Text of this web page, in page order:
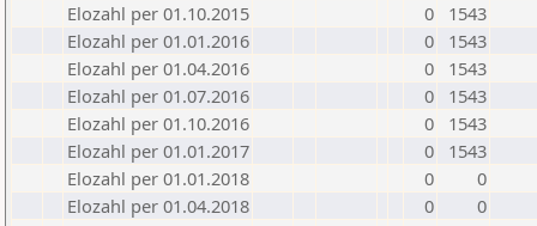
Elozahl per 01.10.2015
0
1543
Elozahl per 01.01.2016
0
1543
Elozahl per 01.04.2016
0
1543
Elozahl per 01.07.2016
0
1543
Elozahl per 01.10.2016
0
1543
Elozahl per 01.01.2017
0
1543
Elozahl per 01.01.2018
0
0
Elozahl per 01.04.2018
0
0